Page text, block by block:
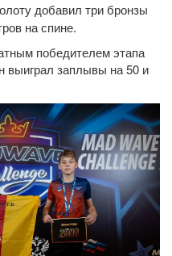
добавил три бронзы
на спине.
победителем этапа
выиграл заплывы на 50 и